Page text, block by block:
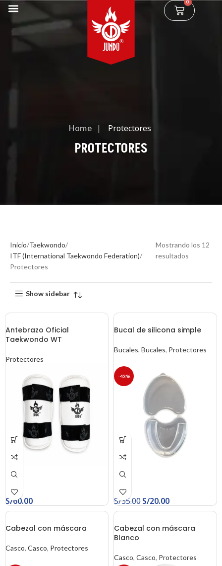
0
Home | Protectores
PROTECTORES
Inicio Taekwondo
ITF (International Taekwondo Federation)
Protectores
Mostrando los 12
resultados
Show sidebar
Antebrazo Oficial
Taekwondo WT
Protectores
S/60.00
-43%
Bucal de silicona simple
Bucales, Bucales, Protectores
S/35.00S/20.00
Cabezal con máscara
Casco, Casco, Protectores
Cabezal con máscara
Blanco
Casco, Casco, Protectores